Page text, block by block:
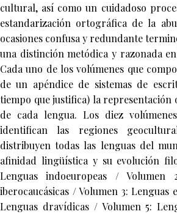
cultural, así como un cuidadoso
estandarización ortográfica de la
ocasiones confusa y redundante
una distinción metódica y razonada
Cada uno de los volúmenes que
de un apéndice de sistemas de
tiempo que justifica) la
de cada lengua. Los diez
identifican las regiones
distribuyen todas las lenguas del
afinidad lingüística y su evolución
Lenguas indoeuropeas / Volumen
iberocaucásicas / Volumen 3: Lenguas
Lenguas dravídicas / Volumen 5: